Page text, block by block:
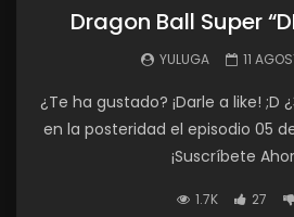
Dragon Ball Super
YULUGA 11
¿Te ha gustado? ¡Darle a like! ;D
en la posteridad el episodio 05
¡Suscríbete
1.7K 27